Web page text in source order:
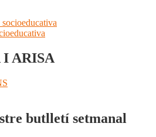
ARISA
butlletí setmanal